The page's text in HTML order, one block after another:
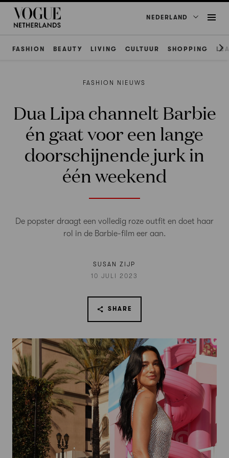
NEDERLAND
FASHION BEAUTY LIVING CULTUUR SHOPPING
FASHION NIEUWS
Dua Lipa channelt Barbie
én gaat voor een lange
doorschijnende jurk in
één weekend
De popster draagt een volledig roze outfit en doet haar
rol in de Barbie-film eer aan.
SUSAN ZIJP
10 JULI 2023
SHARE